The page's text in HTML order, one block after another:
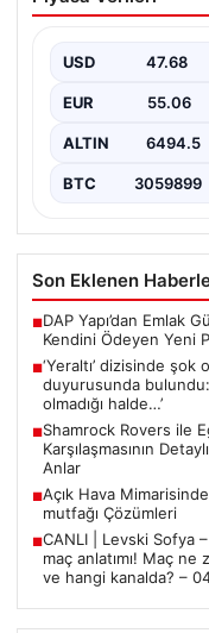
olay! Babası
‘Kızımla reşit
halde…’
USD 47.68
EUR 55.06
ALTIN 6494.5
BTC 3059899
Son Eklenen
■DAP Yapı’dan Emlak
Kendini Ödeyen Yeni
■‘Yeraltı’ dizisinde şok
duyurusunda bulundu:
olmadığı halde…’
■Shamrock Rovers ile
Karşılaşmasının
Anlar
■Açık Hava
mutfağı Çözümleri
■CANLI | Levski Sofya
maç anlatımı! Maç ne
ve hangi kanalda? –